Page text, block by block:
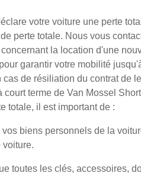
votre voiture une perte
perte totale. Nous vous
la location d'une
garantir votre mobilité
cas de résiliation du contrat de
court terme de Van Mossel
totale, il est important de :
vos biens personnels de la
voiture.
toutes les clés, accessoires,